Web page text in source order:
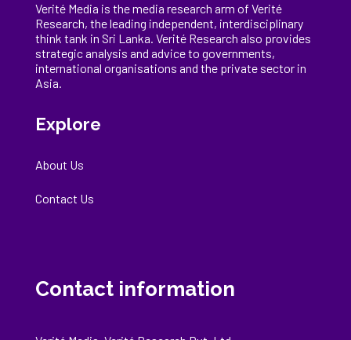
Verité Media is the media research arm of Verité
Research, theleading independent, interdisciplinary
think tank in Sri Lanka. Verité Research also provides
strategic analysis and advice to governments,
international organisations and the private sector in
Asia.
Explore
About Us
Contact Us
Contact information